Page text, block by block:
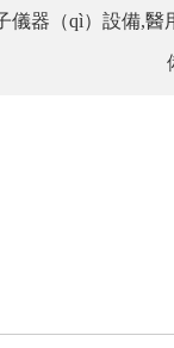
儀器（qì）設備,醫